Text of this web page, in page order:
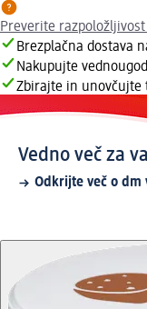
Preverite
Brezplačna dostava
Nakupujte
Zbirajte in unovčujte
Vedno več za
Odkrijte več o dm